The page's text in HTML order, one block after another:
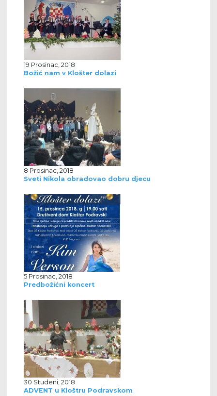
19 Prosinac, 2018
Božić nam v Klošter dolazi
8 Prosinac, 2018
Sveti Nikola obradovao dobru djecu
5 Prosinac, 2018
Predbožićni koncert
30 Studeni, 2018
ADVENT u Kloštru Podravskom